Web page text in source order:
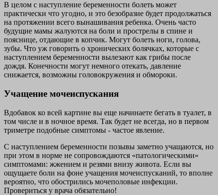
В целом с наступление беременности болеть может
практически что угодно, и это безобразие будет продолжаться
на протяжении всего вынашивания ребенка. Очень часто
будущие мамы жалуются на боли и прострелы в спине и
пояснице, отдающие в копчик. Могут болеть ноги, голова,
зубы. Что уж говорить о хронических болячках, которые с
наступлением беременности вылезают как грибы после
дождя. Конечности могут немного отекать, давление
снижается, возможны головокружения и обмороки.
Учащение мочеиспускания
Вдобавок ко всей картине вы еще начинаете бегать в туалет, в
том числе и в ночное время. Так будет не всегда, но в первом
триметре подобные симптомы - частое явление.
С наступлением беременности позывы заметно учащаются, но
при этом в норме не сопровождаются «патологическими»
симптомами: жжением и резями внизу живота. Если вы
ощущаете боли на фоне учащения мочеиспусканий, то вполне
вероятно, что обострились мочеполовые инфекции.
Провериться у врача обязательно!